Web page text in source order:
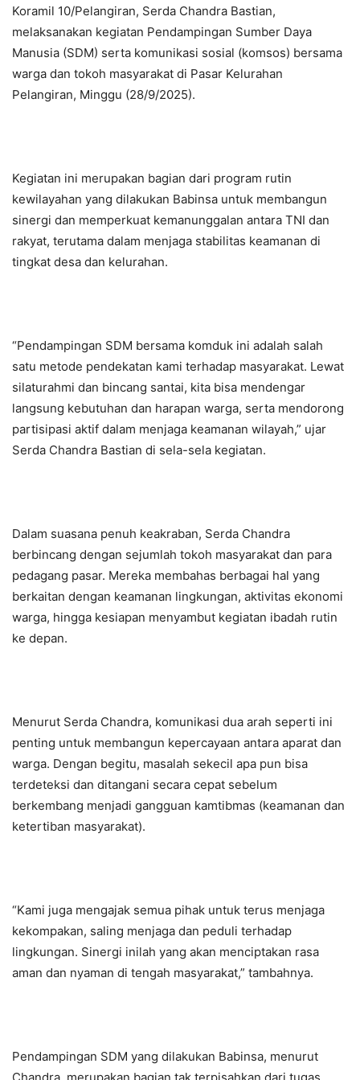
Koramil 10/Pelangiran, Serda Chandra Bastian,
melaksanakan kegiatan Pendampingan Sumber Daya
Manusia (SDM) serta komunikasi sosial (komsos) bersama
warga dan tokoh masyarakat di Pasar Kelurahan
Pelangiran, Minggu (28/9/2025).
Kegiatan ini merupakan bagian dari program rutin
kewilayahan yang dilakukan Babinsa untuk membangun
sinergi dan memperkuat kemanunggalan antara TNI dan
rakyat, terutama dalam menjaga stabilitas keamanan di
tingkat desa dan kelurahan.
“Pendampingan SDM bersama komduk ini adalah salah
satu metode pendekatan kami terhadap masyarakat. Lewat
silaturahmi dan bincang santai, kita bisa mendengar
langsung kebutuhan dan harapan warga, serta mendorong
partisipasi aktif dalam menjaga keamanan wilayah,” ujar
Serda Chandra Bastian di sela-sela kegiatan.
Dalam suasana penuh keakraban, Serda Chandra
berbincang dengan sejumlah tokoh masyarakat dan para
pedagang pasar. Mereka membahas berbagai hal yang
berkaitan dengan keamanan lingkungan, aktivitas ekonomi
warga, hingga kesiapan menyambut kegiatan ibadah rutin
ke depan.
Menurut Serda Chandra, komunikasi dua arah seperti ini
penting untuk membangun kepercayaan antara aparat dan
warga. Dengan begitu, masalah sekecil apa pun bisa
terdeteksi dan ditangani secara cepat sebelum
berkembang menjadi gangguan kamtibmas (keamanan dan
ketertiban masyarakat).
“Kami juga mengajak semua pihak untuk terus menjaga
kekompakan, saling menjaga dan peduli terhadap
lingkungan. Sinergi inilah yang akan menciptakan rasa
aman dan nyaman di tengah masyarakat,” tambahnya.
Pendampingan SDM yang dilakukan Babinsa, menurut
Chandra, merupakan bagian tak terpisahkan dari tugas